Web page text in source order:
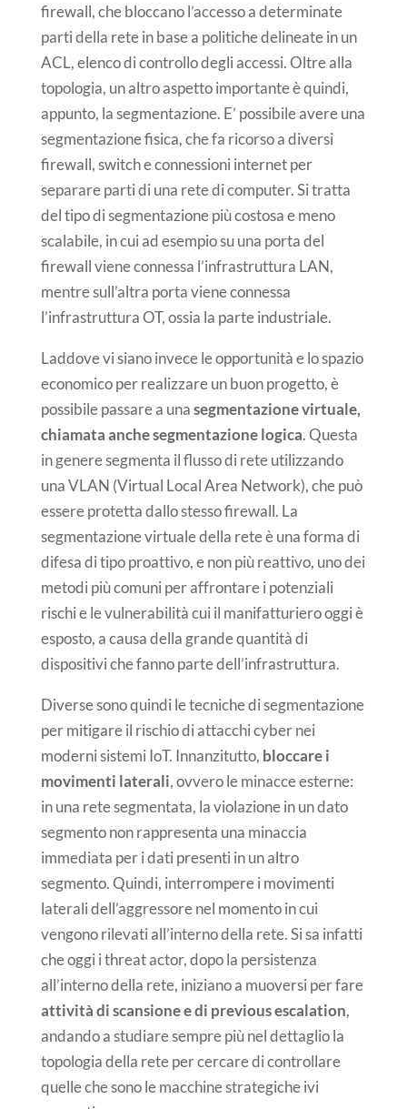
firewall, che bloccano l’accesso a determinate
parti della rete in base a politiche delineate in un
ACL, elenco di controllo degli accessi. Oltre alla
topologia, un altro aspetto importante è quindi,
appunto, la segmentazione. E’ possibile avere una
segmentazione fisica, che fa ricorso a diversi
firewall, switch e connessioni internet per
separare parti di una rete di computer. Si tratta
del tipo di segmentazione più costosa e meno
scalabile, in cui ad esempio su una porta del
firewall viene connessa l’infrastruttura LAN,
mentre sull’altra porta viene connessa
l’infrastruttura OT, ossia la parte industriale.
Laddove vi siano invece le opportunità e lo spazio
economico per realizzare un buon progetto, è
possibile passare a unasegmentazione virtuale,
chiamata anche segmentazione logica. Questa
in genere segmenta il flusso di rete utilizzando
una VLAN (Virtual Local Area Network), che può
essere protetta dallo stesso firewall. La
segmentazione virtuale della rete è una forma di
difesa di tipo proattivo, e non più reattivo, uno dei
metodi più comuni per affrontare i potenziali
rischi e le vulnerabilità cui il manifatturiero oggi è
esposto, a causa della grande quantità di
dispositivi che fanno parte dell’infrastruttura.
Diverse sono quindi le tecniche di segmentazione
per mitigare il rischio di attacchi cyber nei
moderni sistemi IoT. Innanzitutto, bloccare i
movimenti laterali, ovvero le minacce esterne:
in una rete segmentata, la violazione in un dato
segmento non rappresenta una minaccia
immediata per i dati presenti in un altro
segmento. Quindi, interrompere i movimenti
laterali dell’aggressore nel momento in cui
vengono rilevati all’interno della rete. Si sa infatti
che oggi i threat actor, dopo la persistenza
all’interno della rete, iniziano a muoversi per fare
attività di scansione e di previous escalation,
andando a studiare sempre più nel dettaglio la
topologia della rete per cercare di controllare
quelle che sono le macchine strategiche ivi